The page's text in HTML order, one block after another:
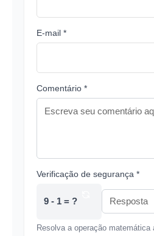
E-mail *
Comentário *
Verificação de segurança *
9 - 1 = ?
Resolva a operação matemática